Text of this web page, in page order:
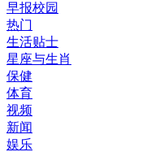
早报校园
热门
生活贴士
星座与生肖
保健
体育
视频
新闻
娱乐